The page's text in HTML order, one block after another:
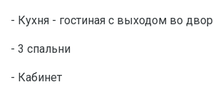
- Кухня - гостиная с выходом во двор
- 3 спальни
- Кабинет